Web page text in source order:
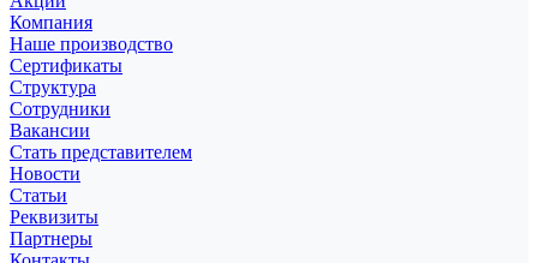
Компания
Наше производство
Сертификаты
Структура
Сотрудники
Вакансии
Стать представителем
Новости
Статьи
Реквизиты
Партнеры